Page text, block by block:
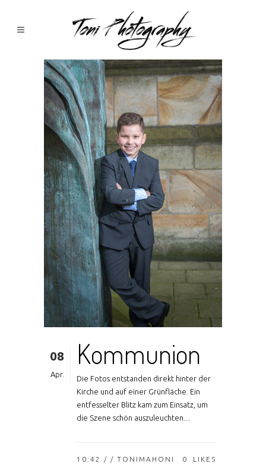
08
Apr.
Kommunion
Die Fotos entstanden direkt hinter der
Kirche und auf einer Grünfläche. Ein
entfesselter Blitz kam zum Einsatz, um
die Szene schön auszuleuchten....
10:42 / / TONIMAHONI 0
LIKES